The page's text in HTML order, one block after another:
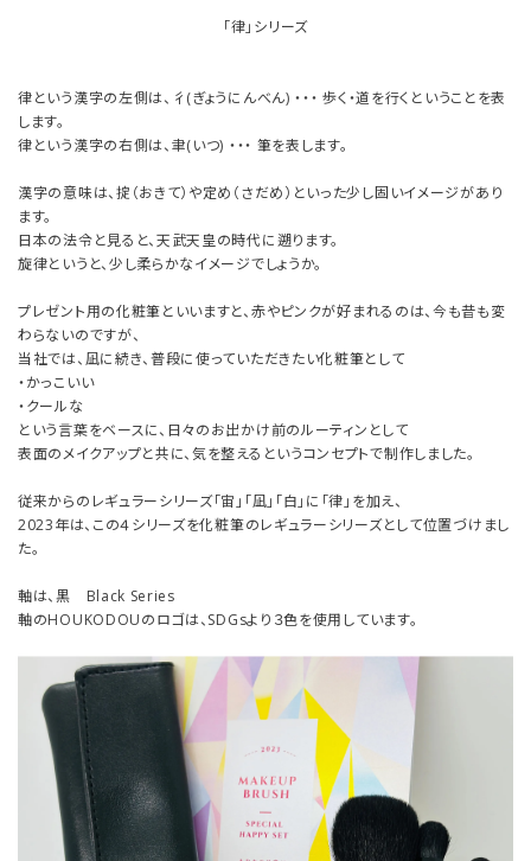
「律」シリーズ
律という漢字の左側は、彳(ぎょうにんべん) ・・・ 歩く・道を行くということを表
します。
律という漢字の右側は、聿(いつ) ・・・ 筆を表します。
漢字の意味は、掟（おきて）や定め（さだめ）といった少し固いイメージがあり
ます。
日本の法令と見ると、天武天皇の時代に遡ります。
旋律というと、少し柔らかなイメージでしょうか。
プレゼント用の化粧筆といいますと、赤やピンクが好まれるのは、今も昔も変
わらないのですが、
当社では、凪に続き、普段に使っていただきたい化粧筆として
・かっこいい
・クールな
という言葉をベースに、日々のお出かけ前のルーティンとして
表面のメイクアップと共に、気を整えるというコンセプトで制作しました。
従来からのレギュラーシリーズ「宙」「凪」「白」に「律」を加え、
2023年は、この４シリーズを化粧筆のレギュラーシリーズとして位置づけまし
た。
軸は、黒 Black Series
軸のHOUKODOUのロゴは、SDGsより３色を使用しています。